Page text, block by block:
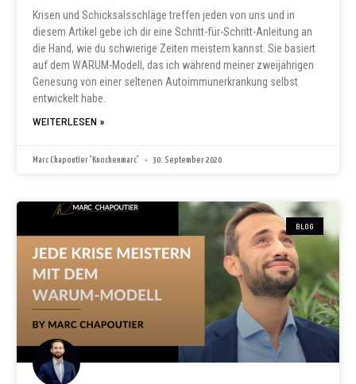
Krisen und Schicksalsschläge treffen jeden von uns und in
diesem Artikel gebe ich dir eine Schritt-für-Schritt-Anleitung an
die Hand, wie du schwierige Zeiten meistern kannst. Sie basiert
auf dem WARUM-Modell, das ich während meiner zweijährigen
Genesung von einer seltenen Autoimmunerkrankung selbst
entwickelt habe.
WEITERLESEN »
Marc Chapoutier "Knochenmarc" 30. September 2020
BLOG